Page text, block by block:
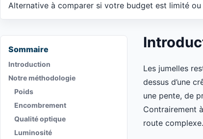
Alternative à comparer si votre budget est limité
Sommaire
Introduction
Notre méthodologie
Poids
Encombrement
Qualité optique
Luminosité
Les jumelles
dessus d’une
une pente, de
Contrairement
route